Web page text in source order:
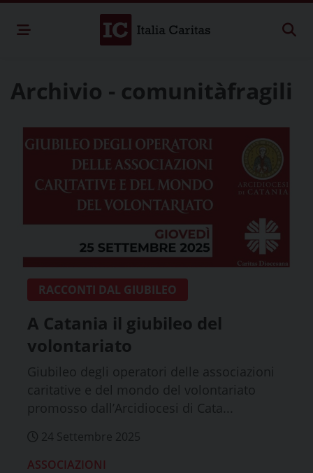
Archivio - comunitàfragili
RACCONTI DAL GIUBILEO
A Catania il giubileo del
volontariato
Giubileo degli operatori delle associazioni
caritative e del mondo del volontariato
promosso dall’Arcidiocesi di Cata...
24 Settembre 2025
ASSOCIAZIONI